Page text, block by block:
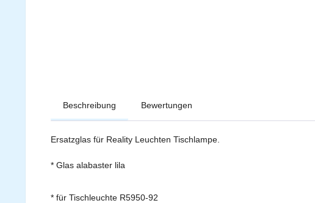
Beschreibung Bewertungen
Ersatzglas für Reality Leuchten Tischlampe.
* Glas alabaster lila
* für Tischleuchte R5950-92